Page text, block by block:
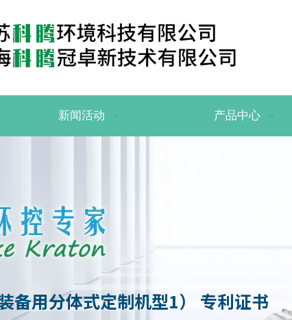
新闻活动 产品中心
备用分体式定制机型1） 专利证书